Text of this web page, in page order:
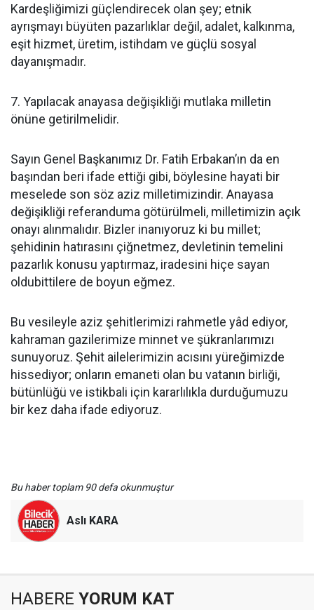
Kardeşliğimizi güçlendirecek olan şey; etnik
ayrışmayı büyüten pazarlıklar değil, adalet, kalkınma,
eşit hizmet, üretim, istihdam ve güçlü sosyal
dayanışmadır.
7. Yapılacak anayasa değişikliği mutlaka milletin
önüne getirilmelidir.
Sayın Genel Başkanımız Dr. Fatih Erbakan’ın da en
başından beri ifade ettiği gibi, böylesine hayati bir
meselede son söz aziz milletimizindir. Anayasa
değişikliği referanduma götürülmeli, milletimizin açık
onayı alınmalıdır. Bizler inanıyoruz ki bu millet;
şehidinin hatırasını çiğnetmez, devletinin temelini
pazarlık konusu yaptırmaz, iradesini hiçe sayan
oldubittilere de boyun eğmez.
Bu vesileyle aziz şehitlerimizi rahmetle yâd ediyor,
kahraman gazilerimize minnet ve şükranlarımızı
sunuyoruz. Şehit ailelerimizin acısını yüreğimizde
hissediyor; onların emaneti olan bu vatanın birliği,
bütünlüğü ve istikbali için kararlılıkla durduğumuzu
bir kez daha ifade ediyoruz.
Bu haber toplam 90 defa okunmuştur
Aslı KARA
HABERE YORUM KAT